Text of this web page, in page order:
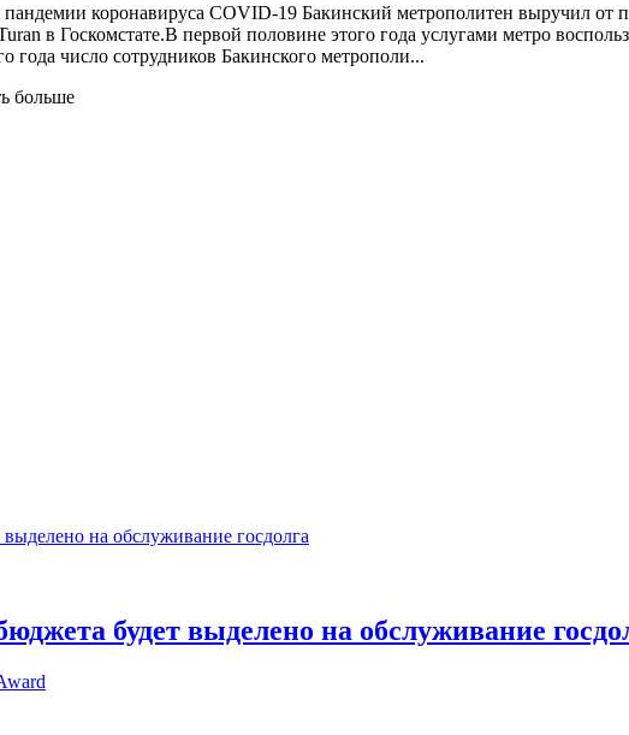
коронавируса COVID-19 Бакинский метрополитен выручил от
в Госкомстате.В первой половине этого года услугами метро
года число сотрудников Бакинского метрополи...
больше
будет выделено на обслуживание